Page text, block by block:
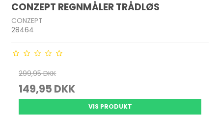
CONZEPT REGNMÅLER TRÅDLØS
CONZEPT
28464
299,95 DKK
149,95 DKK
VIS PRODUKT